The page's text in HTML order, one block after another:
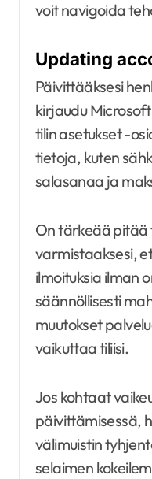
voit navigoida
Updating
Päivittääksesi
kirjaudu
tilin asetukset -
tietoja, kuten
salasanaa ja
On tärkeää pitää
varmistaaksesi,
ilmoituksia ilman
säännöllisesti
muutokset
vaikuttaa tiliisi.
Jos kohtaat
päivittämisessä,
välimuistin
selaimen